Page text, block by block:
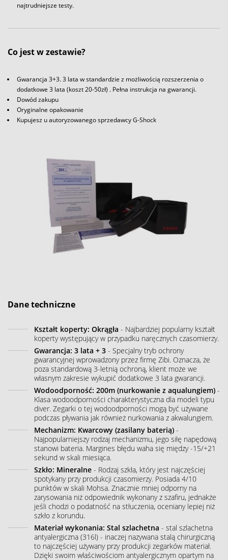
najtrudniejsze testy.
Co jest w zestawie?
Gwarancja 3+3. 3 lata w standardzie z możliwością rozszerzenia o
dodatkowe 3 lata (koszt 20-50zł) . Pełna instrukcja na gwarancji.
Dowód zakupu
Oryginalne opakowanie
Kupujesz u autoryzowanego sprzedawcy G-Shock
Dane techniczne
Kształt koperty: Okrągła - Najbardziej popularny kształt
koperty występujący w przypadku naręcznych czasomierzy.
Gwarancja: 3 lata + 3 - Specjalny tryb ochrony
gwarancyjnej wprowadzony przez firmę Zibi. Oznacza, że
poza standardową 3-letnią ochroną, klient może we
własnym zakresie wykupić dodatkowe 3 lata gwarancji.
Wodoodporność: 200m (nurkowanie z aqualungiem) -
Klasa wodoodporności charakterystyczna dla modeli typu
diver. Zegarki o tej wodoodporności mogą być używane
podczas pływania jak również nurkowania z akwalungiem.
Mechanizm: Kwarcowy (zasilany baterią) -
Najpopularniejszy rodzaj mechanizmu, jego siłę napędową
stanowi bateria. Margines błędu waha się między -15/+21
sekund w skali miesiąca.
Szkło: Mineralne - Rodzaj szkła, który jest najczęściej
spotykany przy produkcji czasomierzy. Posiada 4/10
punktów w skali Mohsa. Znacznie mniej odporny na
zarysowania niż odpowiednik wykonany z szafiru, jednakże
jeśli chodzi o podatność na stłuczenia, oceniany lepiej niż
szkło z korundu.
Materiał wykonania: Stal szlachetna - stal szlachetna
antyalergiczna (316l) - inaczej nazywana stalą chirurgiczną
to najczęściej używany przy produkcji zegarków materiał.
Dzięki swoim właściwościom antyalergicznym opartym na